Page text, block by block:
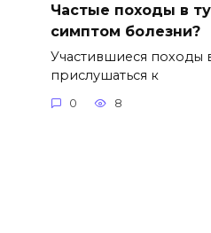
Частые походы в
симптом болезни?
Участившиеся походы
прислушаться к
0 8